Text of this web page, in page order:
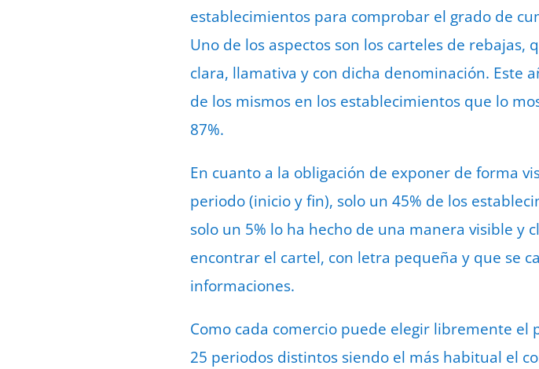
establecimientos para comprobar el grado de
Uno de los aspectos son los carteles de
clara, llamativa y con dicha denominación. Este
de los mismos en los establecimientos que lo
87%.
En cuanto a la obligación de exponer de forma
periodo (inicio y fin), solo un 45% de los
solo un 5% lo ha hecho de una manera visible y
encontrar el cartel, con letra pequeña y que se
informaciones.
Como cada comercio puede elegir libremente el
25 periodos distintos siendo el más habitual el